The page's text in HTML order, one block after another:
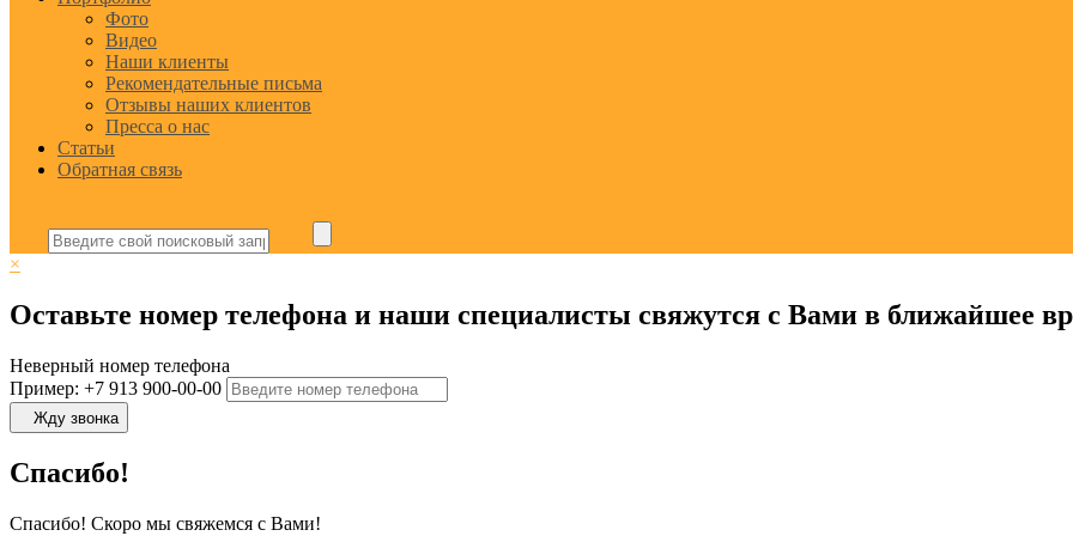
Фото
Видео
Наши клиенты
Рекомендательные письма
Отзывы наших клиентов
Пресса о нас
Статьи
Обратная связь
×
Оставьте номер телефона и наши специалисты свяжутся с Вами в ближайшее
Неверный номер телефона
Пример: +7 913 900-00-00
Жду звонка
Спасибо!
Спасибо! Скоро мы свяжемся с Вами!